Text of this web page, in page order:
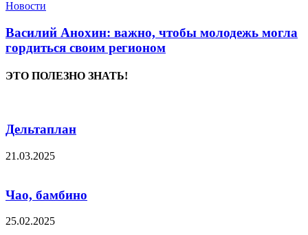
Новости
Василий Анохин: важно, чтобы молодежь могла
гордиться своим регионом
ЭТО ПОЛЕЗНО ЗНАТЬ!
Дельтаплан
21.03.2025
Чао, бамбино
25.02.2025